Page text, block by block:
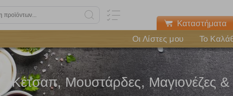
Καταστήματα
Οι Λίστες μου Το
Κέτσαπ, Μουστάρδες, Μαγιονέζες &